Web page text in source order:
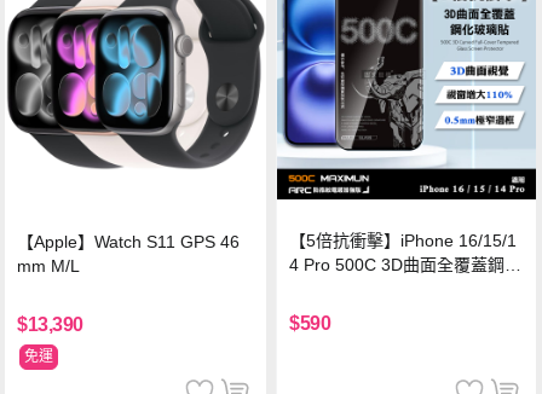
【Apple】Watch S11 GPS 46
mm M/L
$13,390
免運
【5倍抗衝擊】iPhone 16/15/1
4 Pro 500C 3D曲面全覆蓋鋼化
保護貼
$590